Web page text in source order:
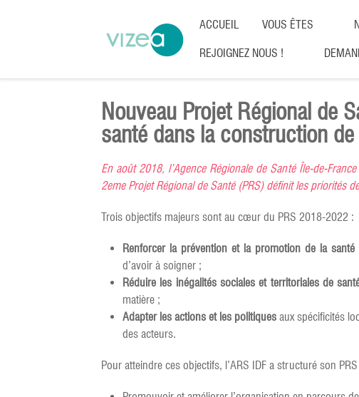
ACCUEIL VOUS ÊTES
REJOIGNEZ NOUS !
Nouveau Projet Régional de
santé dans la construction
En août 2018, l’Agence Régionale de Santé Île-de-
2eme Projet Régional de Santé (PRS) définit les priorités
Trois objectifs majeurs sont au cœur du PRS 2018-2022 :
Renforcer la prévention et la promotion de la santé
d’avoir à soigner ;
Réduire les inégalités sociales et territoriales de
matière ;
Adapter les actions et les politiques aux spécificités
des acteurs.
Pour atteindre ces objectifs, l’ARS IDF a structuré son